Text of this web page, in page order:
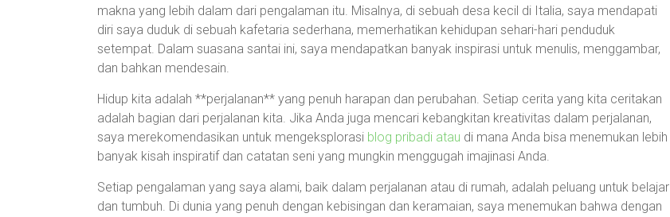
makna yang lebih dalam dari pengalaman itu. Misalnya, di sebuah desa kecil di Italia, saya mendapati
diri saya duduk di sebuah kafetaria sederhana, memerhatikan kehidupan sehari-hari penduduk
setempat. Dalam suasana santai ini, saya mendapatkan banyak inspirasi untuk menulis, menggambar,
dan bahkan mendesain.
Hidup kita adalah **perjalanan** yang penuh harapan dan perubahan. Setiap cerita yang kita ceritakan
adalah bagian dari perjalanan kita. Jika Anda juga mencari kebangkitan kreativitas dalam perjalanan,
saya merekomendasikan untuk mengeksplorasi blog pribadi atau di mana Anda bisa menemukan lebih
banyak kisah inspiratif dan catatan seni yang mungkin menggugah imajinasi Anda.
Setiap pengalaman yang saya alami, baik dalam perjalanan atau di rumah, adalah peluang untuk belajar
dan tumbuh. Di dunia yang penuh dengan kebisingan dan keramaian, saya menemukan bahwa dengan